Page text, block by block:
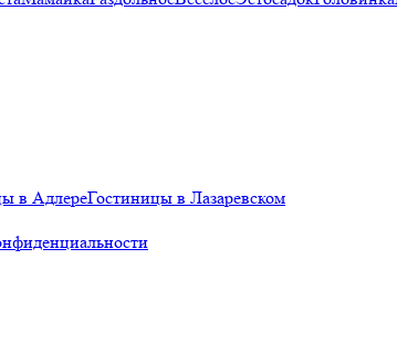
в АдлереГостиницы в Лазаревском